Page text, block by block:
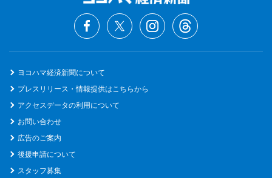
ヨコハマ経済新聞について
プレスリリース・情報提供はこちらから
アクセスデータの利用について
お問い合わせ
広告のご案内
後援申請について
スタッフ募集